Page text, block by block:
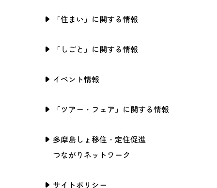
「住まい」に関する情報
「しごと」に関する情報
イベント情報
「ツアー・フェア」に関する情報
多摩島しょ移住・定住促進
つながりネットワーク
サイトポリシー